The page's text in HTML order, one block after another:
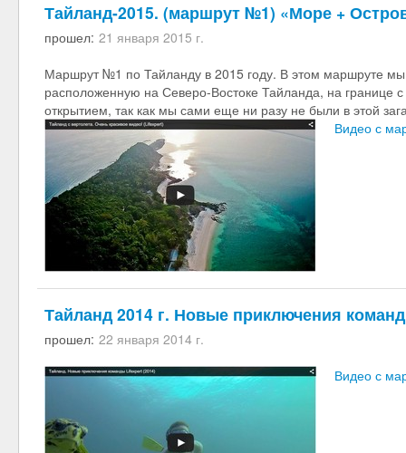
Тайланд-2015. (маршрут №1) «Море +
прошел: 21 января 2015 г.
Маршрут №1 по Тайланду в 2015 году. В этом маршруте
расположенную на Северо-Востоке Тайланда, на границе
открытием, так как мы сами еще ни разу не были в этой
Видео с
Тайланд 2014 г. Новые приключения
прошел: 22 января 2014 г.
Видео с